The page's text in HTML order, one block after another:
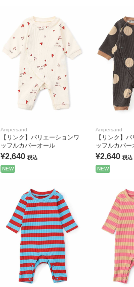
Ampersand
【リンク】バリエーションワ
ッフルカバーオール
¥2,640 税込
NEW
Ampersand
【リンク】
ッフルカバー
¥2,640 税込
NEW